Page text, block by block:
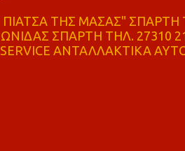
ΤΗΣ ΜΑΣΑΣ" ΣΠΑΡΤΗ
ΣΠΑΡΤΗ ΤΗΛ. 27310
ΑΝΤΑΛΛΑΚΤΙΚΑ